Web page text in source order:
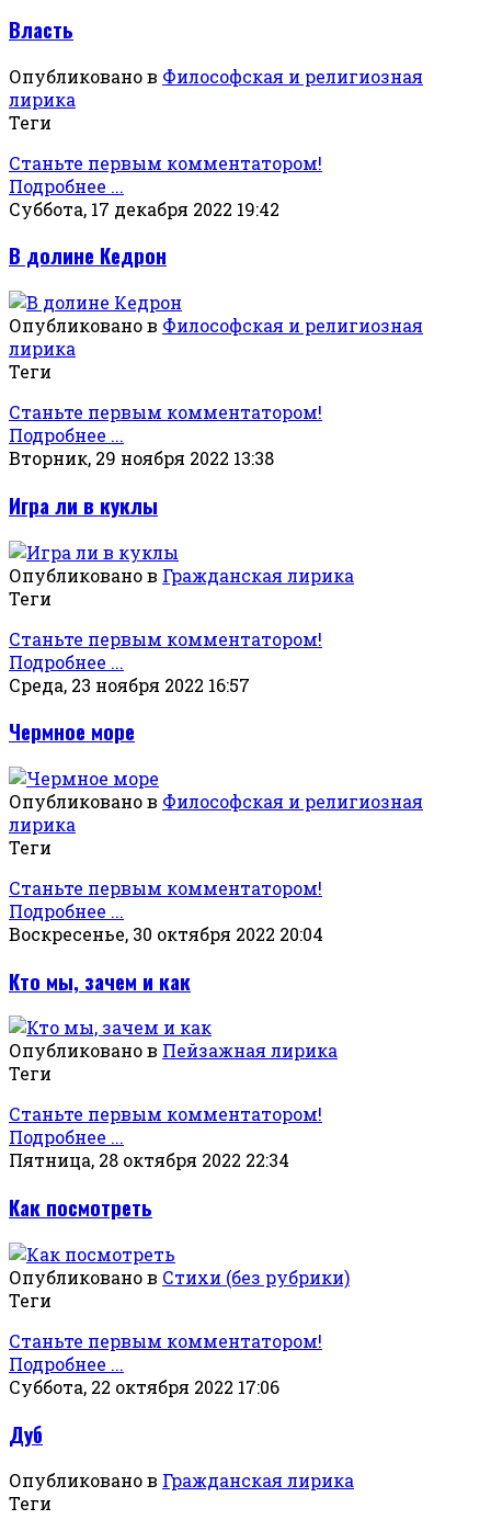
Власть
Опубликовано в Философская и религиозная
лирика
Теги
Станьте первым комментатором!
Подробнее ...
Суббота, 17 декабря 2022 19:42
В долине Кедрон
Опубликовано в Философская и религиозная
лирика
Теги
Станьте первым комментатором!
Подробнее ...
Вторник, 29 ноября 2022 13:38
Игра ли в куклы
Опубликовано в Гражданская лирика
Теги
Станьте первым комментатором!
Подробнее ...
Среда, 23 ноября 2022 16:57
Чермное море
Опубликовано в Философская и религиозная
лирика
Теги
Станьте первым комментатором!
Подробнее ...
Воскресенье, 30 октября 2022 20:04
Кто мы, зачем и как
Опубликовано в Пейзажная лирика
Теги
Станьте первым комментатором!
Подробнее ...
Пятница, 28 октября 2022 22:34
Как посмотреть
Опубликовано в Стихи (без рубрики)
Теги
Станьте первым комментатором!
Подробнее ...
Суббота, 22 октября 2022 17:06
Дуб
Опубликовано в Гражданская лирика
Теги